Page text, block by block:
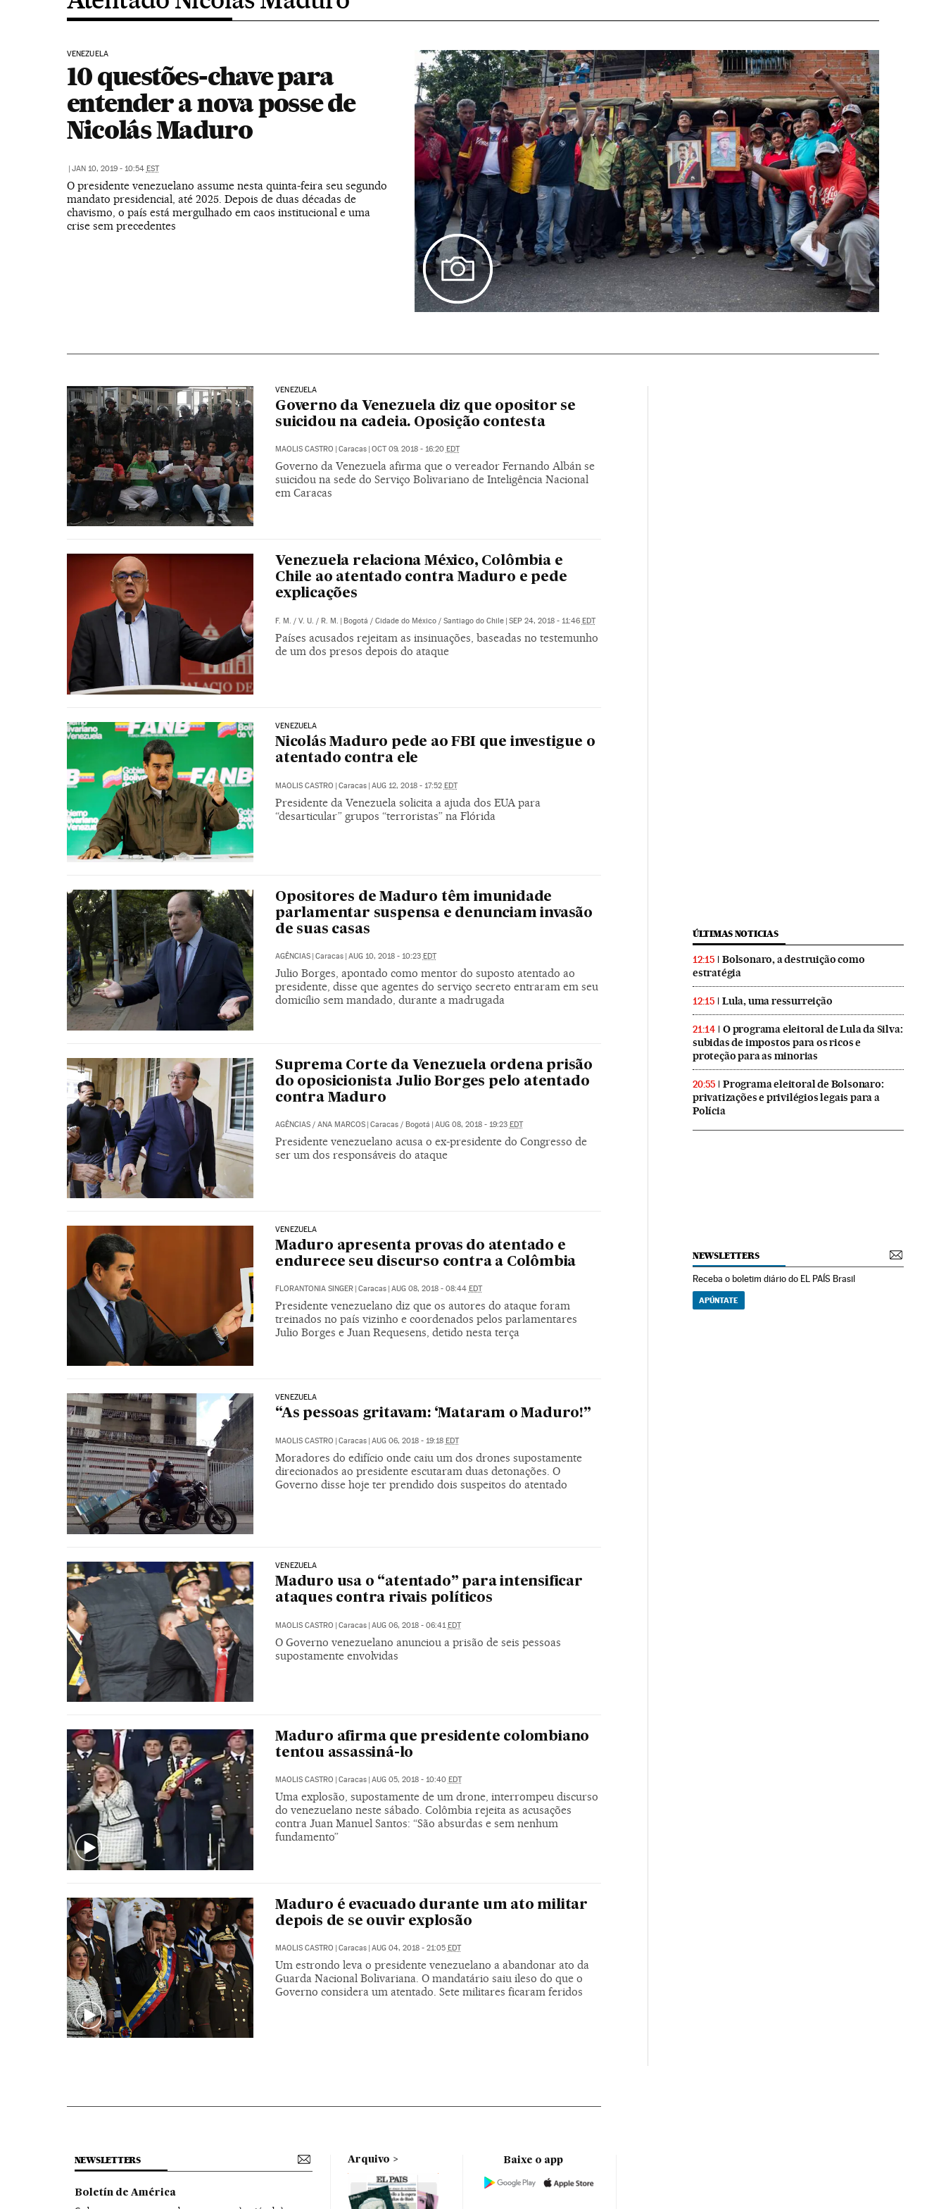
VENEZUELA
10 questões-chave para
entender a nova posse de
Nicolás Maduro
| JAN 10, 2019 - 10:54 EST
O presidente venezuelano assume nesta quinta-feira seu segundo
mandato presidencial, até 2025. Depois de duas décadas de
chavismo, o país está mergulhado em caos institucional e uma
crise sem precedentes
VENEZUELA
Governo da Venezuela diz que opositor se
suicidou na cadeia. Oposição contesta
MAOLIS CASTRO | Caracas | OCT 09, 2018 - 16:20 EDT
Governo da Venezuela afirma que o vereador Fernando Albán se
suicidou na sede do Serviço Bolivariano de Inteligência Nacional
em Caracas
Venezuela relaciona México, Colômbia e
Chile ao atentado contra Maduro e pede
explicações
F. M. / V. U. / R. M. | Bogotá / Cidade do México / Santiago do Chile | SEP 24, 2018 - 11:46 EDT
Países acusados rejeitam as insinuações, baseadas no testemunho
de um dos presos depois do ataque
VENEZUELA
Nicolás Maduro pede ao FBI que investigue o
atentado contra ele
MAOLIS CASTRO | Caracas | AUG 12, 2018 - 17:52 EDT
Presidente da Venezuela solicita a ajuda dos EUA para
“desarticular” grupos “terroristas” na Flórida
Opositores de Maduro têm imunidade
parlamentar suspensa e denunciam invasão
de suas casas
AGÊNCIAS | Caracas | AUG 10, 2018 - 10:23 EDT
Julio Borges, apontado como mentor do suposto atentado ao
presidente, disse que agentes do serviço secreto entraram em seu
domicílio sem mandado, durante a madrugada
Suprema Corte da Venezuela ordena prisão
do oposicionista Julio Borges pelo atentado
contra Maduro
AGÊNCIAS/ ANA MARCOS Caracas / Bogotá AUG 08, 2018 - 19:23 EDT
Presidente venezuelano acusa o ex-presidente do Congresso de
ser um dos responsáveis do ataque
VENEZUELA
Maduro apresenta provas do atentado e
endurece seu discurso contra a Colômbia
FLORANTONIA SINGER | Caracas | AUG 08, 2018 - 08:44 EDT
Presidente venezuelano diz que os autores do ataque foram
treinados no país vizinho e coordenados pelos parlamentares
Julio Borges e Juan Requesens, detido nesta terça
VENEZUELA
“As pessoas gritavam: ‘Mataram o Maduro!”
MAOLIS CASTRO Caracas AUG 06, 2018 - 19:18 EDT
Moradores do edifício onde caiu um dos drones supostamente
direcionados ao presidente escutaram duas detonações. O
Governo disse hoje ter prendido dois suspeitos do atentado
VENEZUELA
Maduro usa o “atentado” para intensificar
ataques contra rivais políticos
MAOLIS CASTRO | Caracas | AUG 06, 2018 - 06:41EDT
O Governo venezuelano anunciou a prisão de seis pessoas
supostamente envolvidas
Maduro afirma que presidente colombiano
tentou assassiná-lo
MAOLIS CASTRO Caracas AUG 05, 2018 - 10:40 EDT
Uma explosão, supostamente de um drone, interrompeu discurso
do venezuelano neste sábado. Colômbia rejeita as acusações
contra Juan Manuel Santos: “São absurdas e sem nenhum
fundamento”
Maduro é evacuado durante um ato militar
depois de se ouvir explosão
MAOLIS CASTRO Caracas AUG 04, 2018 - 21:05 EDT
Um estrondo leva o presidente venezuelano a abandonar ato da
Guarda Nacional Bolivariana. O mandatário saiu ileso do que o
Governo considera um atentado. Sete militares ficaram feridos
ÚLTIMAS NOTICIAS
12:15
Bolsonaro, a destruição como
estratégia
12:15 Lula, uma ressurreição
21:14
O programa eleitoral de Lula da Silva:
subidas de impostos para os ricos e
proteção para as minorias
20:55
Programa eleitoral de Bolsonaro:
privatizações e privilégios legais para a
Polícia
NEWSLETTERS
Receba o boletim diário do EL PAÍS Brasil
APÚNTATE
NEWSLETTERS
Boletín de América
Arquivo Baixe o app